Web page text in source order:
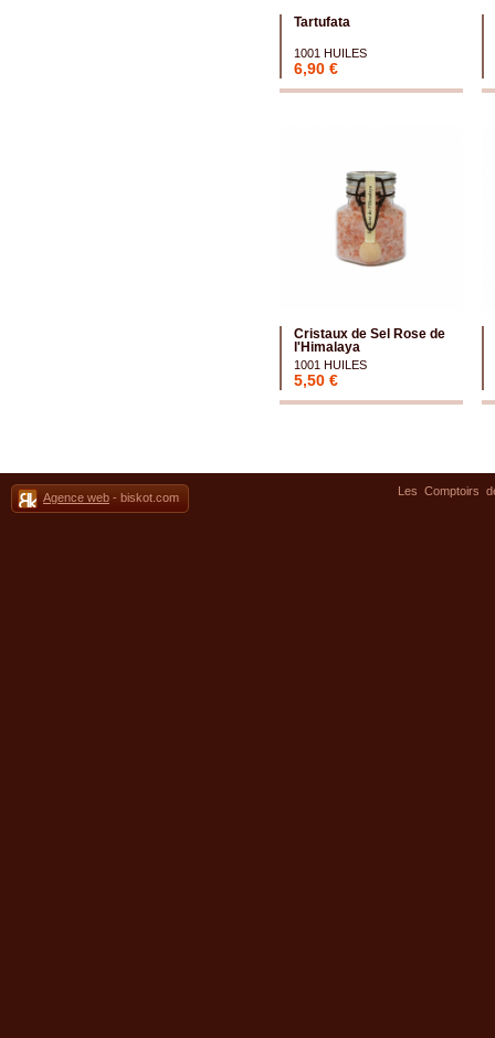
Tartufata
1001 HUILES
6,90 €
Cristaux de Sel Rose de
l'Himalaya
1001 HUILES
5,50 €
Agence web - biskot.com Les Comptoirs